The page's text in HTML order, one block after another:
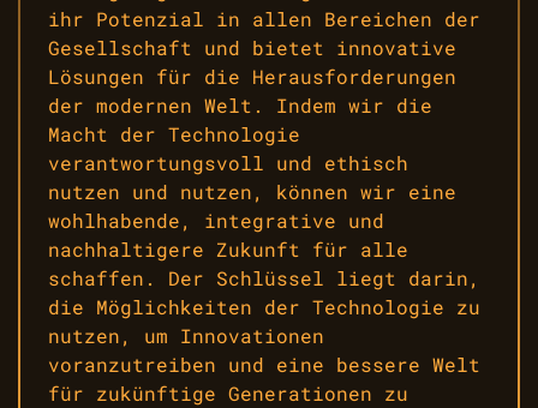
ihr Potenzial in allen Bereichen der
Gesellschaft und bietet innovative
Lösungen für die Herausforderungen
der modernen Welt. Indem wir die
Macht der Technologie
verantwortungsvoll und ethisch
nutzen und nutzen, können wir eine
wohlhabende, integrative und
nachhaltigere Zukunft für alle
schaffen. Der Schlüssel liegt darin,
die Möglichkeiten der Technologie zu
nutzen, um Innovationen
voranzutreiben und eine bessere Welt
für zukünftige Generationen zu